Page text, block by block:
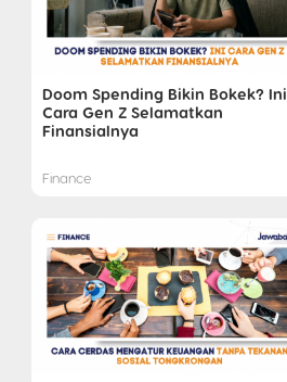
Doom Spending Bikin Bokek? Ini
Cara Gen Z Selamatkan
Finansialnya
Finance